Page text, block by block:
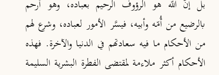
بل إنّ الله هو الرؤوف الرحيم بعباده، وهو أرحم
بالرضيع من أُمّه وأبيه، فيسَّر الأمور لعباده، وشرع لهم
من الأحكام ما فيه سعادتهم في الدنيا والآخرة. فهذه
الأحكام أكثر ملاءمة لمقتضى الفطرة البشرية السليمة